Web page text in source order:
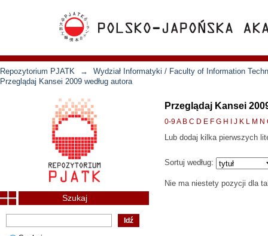
Repozytorium PJATK →
Wydział Informatyki / Faculty of Information
Przeglądaj Kansei 2009 według autora
Przeglądaj Kansei
0-9A B C D E F G H J K L M N
Lub dodaj kilka pierwszych
Sortuj według:
Nie ma niestety pozycji dla
Szukaj